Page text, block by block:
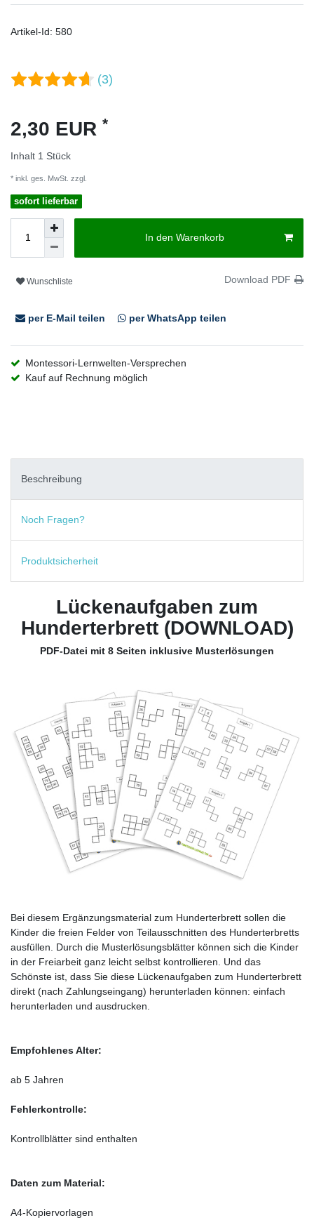
Artikel-Id: 580
(3)
2,30 EUR *
Inhalt 1 Stück
* inkl. ges. MwSt. zzgl.
sofort lieferbar
In den Warenkorb
Wunschliste Download PDF
per E-Mail teilen per WhatsApp teilen
Montessori-Lernwelten-Versprechen
Kauf auf Rechnung möglich
Beschreibung
Noch Fragen?
Produktsicherheit
Lückenaufgaben zum
Hunderterbrett (DOWNLOAD)
PDF-Datei mit 8 Seiten inklusive Musterlösungen
Bei diesem Ergänzungsmaterial zum Hunderterbrett sollen die
Kinder die freien Felder von Teilausschnitten des Hunderterbretts
ausfüllen. Durch die Musterlösungsblätter können sich die Kinder
in der Freiarbeit ganz leicht selbst kontrollieren. Und das
Schönste ist, dass Sie diese Lückenaufgaben zum Hunderterbrett
direkt (nach Zahlungseingang) herunterladen können: einfach
herunterladen und ausdrucken.
Empfohlenes Alter:
ab 5 Jahren
Fehlerkontrolle:
Kontrollblätter sind enthalten
Daten zum Material:
A4-Kopiervorlagen